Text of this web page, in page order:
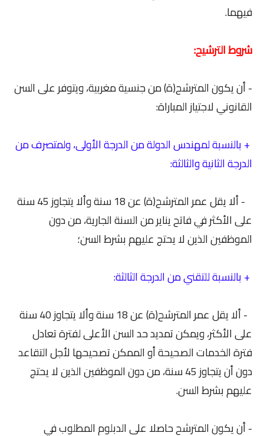
فيهما.
شروط الترشيح:
- أن يكون المترشح(ة) من جنسية مغربية، ويتوفر على السن
القانوني لاجتياز المباراة:
+ بالنسبة لمهندس الدولة من الدرجة الأولى، ولمتصرف من
الدرجة الثانية والثالثة:
- ألا يقل عمر المترشح(ة) عن 18 سنة وألا يتجاوز 45 سنة
على الأكثر في فاتح يناير من السنة الجارية، من دون
الموظفين الذين لا يحتج عليهم بشرط السن؛
+ بالنسبة للتقني من الدرجة الثالثة:
- ألا يقل عمر المترشح(ة) عن 18 سنة وألا يتجاوز 40 سنة
على الأكثر، ويمكن تمديد حد السن الأعلى لفترة تعادل
فترة الخدمات الصحيحة أو الممكن تصحيحها لأجل التقاعد
دون أن يتجاوز 45 سنة، من دون الموظفين الذين لا يحتج
عليهم بشرط السن.
- أن يكون المترشح حاصلا على الدبلوم المطلوب في